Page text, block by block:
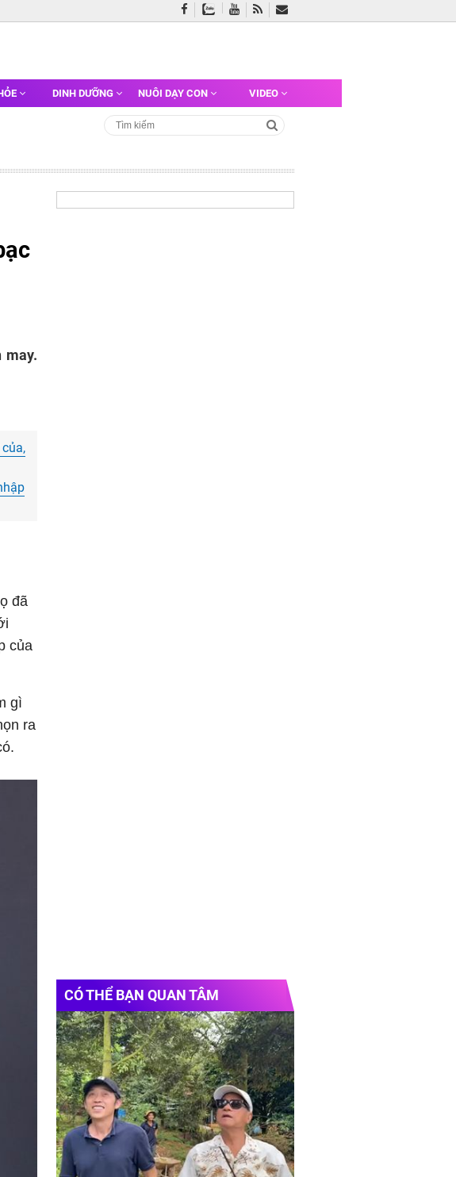
DINH DƯỠNG NUÔI DẠY CON VIDEO
may.
đã
của
gì
ra
CÓ THỂ BẠN QUAN TÂM